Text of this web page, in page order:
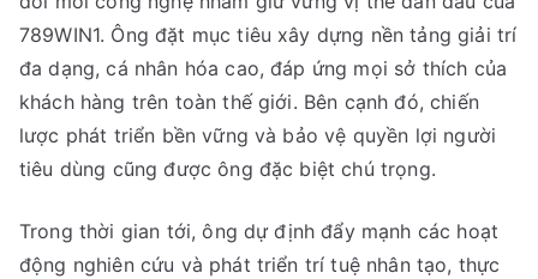
789WIN1. Ông đặt mục tiêu xây dựng nền tảng giải trí
đa dạng, cá nhân hóa cao, đáp ứng mọi sở thích của
khách hàng trên toàn thế giới. Bên cạnh đó, chiến
lược phát triển bền vững và bảo vệ quyền lợi người
tiêu dùng cũng được ông đặc biệt chú trọng.
Trong thời gian tới, ông dự định đẩy mạnh các hoạt
động nghiên cứu và phát triển trí tuệ nhân tạo, thực